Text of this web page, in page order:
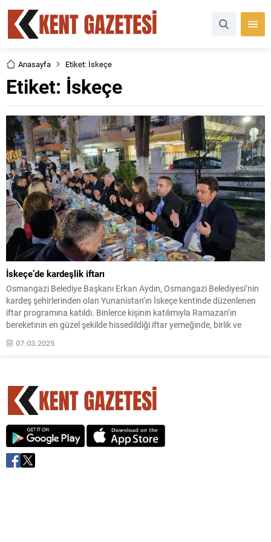
Anasayfa Etiket: İskeçe
Etiket: İskeçe
İskeçe’de kardeşlik iftarı
Osmangazi Belediye Başkanı Erkan Aydın, Osmangazi Belediyesi’nin
kardeş şehirlerinden olan Yunanistan’ın İskeçe kentinde düzenlenen
iftar programına katıldı. Binlerce kişinin katılımıyla Ramazan’ın
bereketinin en güzel şekilde hissedildiği iftar yemeğinde, birlik ve
birlik ve kardeşlik ruhunun en güzel şekilde yaşatıldığı İskeçe’deki iftar
07.03.2025